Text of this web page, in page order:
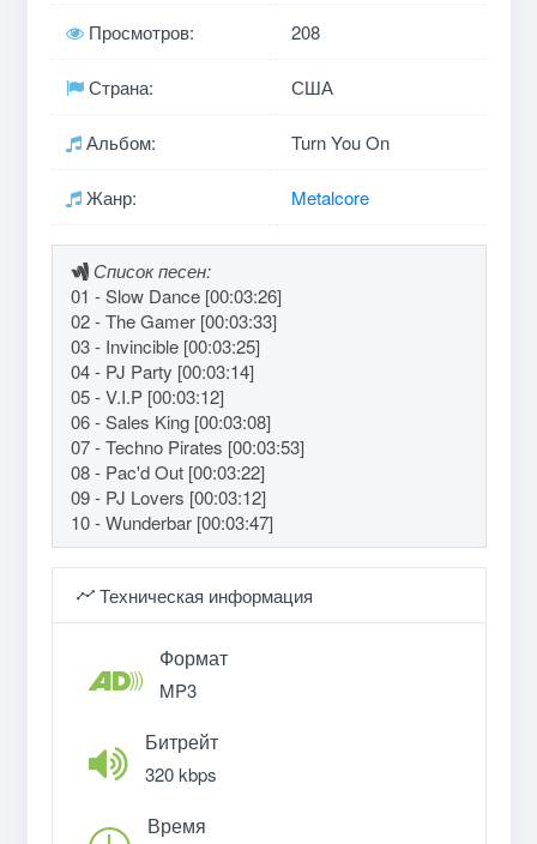
Просмотров: 208
Страна: США
Альбом: Turn You On
Жанр: Metalcore
Список песен:
01 - Slow Dance [00:03:26]
02 - The Gamer [00:03:33]
03 - Invincible [00:03:25]
04 - PJ Party [00:03:14]
05 - V.I.P [00:03:12]
06 - Sales King [00:03:08]
07 - Techno Pirates [00:03:53]
08 - Pac'd Out [00:03:22]
09 - PJ Lovers [00:03:12]
10 - Wunderbar [00:03:47]
Техническая информация
Формат
MP3
Битрейт
320 kbps
Время